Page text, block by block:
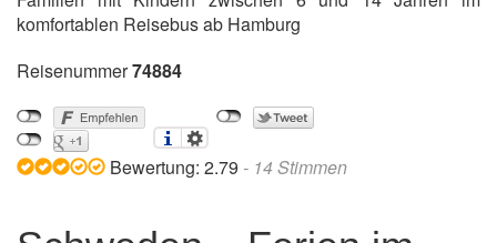
komfortablen Reisebus ab Hamburg
Reisenummer74884
Bewertung: 2.79 - 14Stimmen